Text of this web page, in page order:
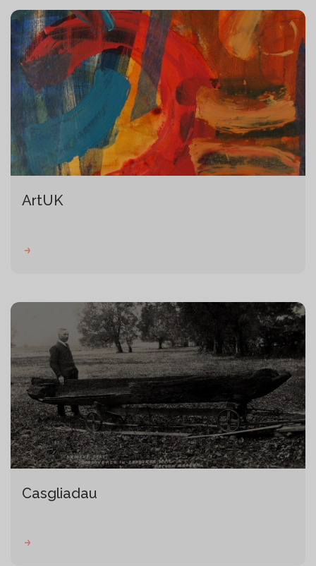
ArtUK
Casgliadau